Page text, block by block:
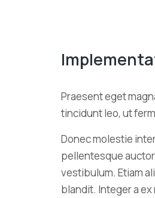
Praesent eget
tincidunt leo, ut
Donec molestie
pellentesque
vestibulum. Etiam
blandit. Integer a